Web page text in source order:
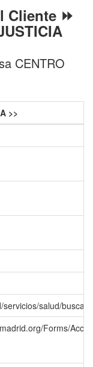
Cliente ⏩
CENTRO
>>
salud/busca
Forms/